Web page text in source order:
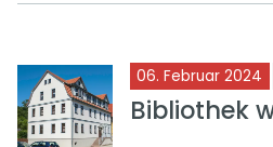
06. Februar 2024
Bibliothek